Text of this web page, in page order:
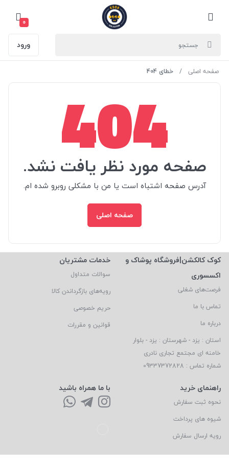
0
ورود
صفحه اصلی خطای 404
404
صفحه مورد نظر یافت نشد.
آدرس صفحه اشتباه است یا من با مشکلی روبرو شده ام.
صفحه اصلی
کوک کالکشن|فروشگاه پوشاک و
اکسسوری
فرصت‌های شغلی
تماس با ما
درباره ما
استان : یزد - شهرستان : یزد - بلوار
خامنه ای مجتمع تجاری نادری
شماره تماس : 09337372828
خدمات مشتریان
سوالات متداول
رویه‌های بازگرداندن کالا
حریم خصوصی
قوانین و مقررات
راهنمای خرید
نحوه ثبت سفارش
شیوه های پرداخت
رویه ارسال سفارش
با ما همراه باشید